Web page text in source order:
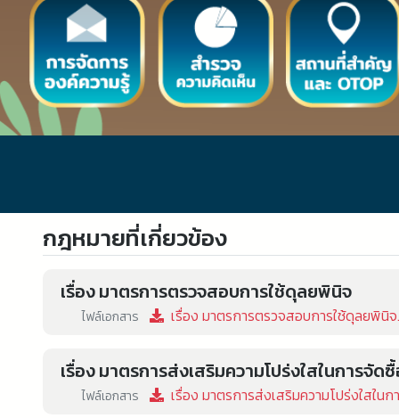
กฎหมายที่เกี่ยวข้อง
เรื่อง มาตรการตรวจสอบการใช้ดุลยพินิจ
ไฟล์เอกสาร เรื่อง มาตรการตรวจสอบการใช้ดุลยพินิ
เรื่อง มาตรการส่งเสริมความโปร่งใสในการจัด
ไฟล์เอกสาร เรื่อง มาตรการส่งเสริมความโปร่งใสใน